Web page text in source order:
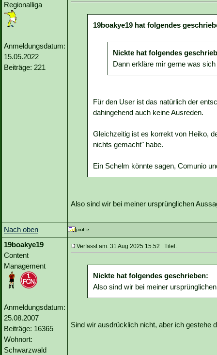
Regionalliga
Anmeldungsdatum:
15.05.2022
Beiträge: 221
19boakye19 hat folgendes
Nickte hat folgendes
Dann erkläre mir gerne was
Für den User ist das natürlich der
dahingehend auch keine Ausreden.
Gleichzeitig ist es korrekt von Heiko,
nichts gemacht" habe.
Ein Schelm könnte sagen, Comunio
Also sind wir bei meiner ursprünglichen
Nach oben
19boakye19
Content
Management
Anmeldungsdatum:
25.08.2007
Beiträge: 16365
Wohnort:
Schwarzwald
Verfasst am: 31 Aug 2025 15:52 Titel:
Nickte hat folgendes geschrieben:
Also sind wir bei meiner
Sind wir ausdrücklich nicht, aber ich gestehe